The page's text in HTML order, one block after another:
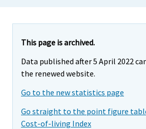
This page is archived.
Data published after 5 April 2022
the renewed website.
Go to the new statistics page
Go straight to the point figure
Cost-of-living Index